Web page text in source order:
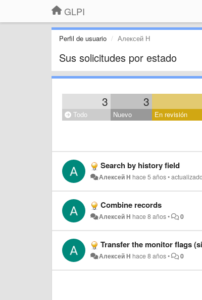
GLPI
Perfil de usuario Алексей Н
Sus solicitudes por estado
3 3
Todo Nuevo En revisión
Search by history field
Алексей Н hace 5 años•
Combine records
Алексей Н hace 8 años• 0
Transfer the monitor flags
Алексей Н hace 8 años• 0